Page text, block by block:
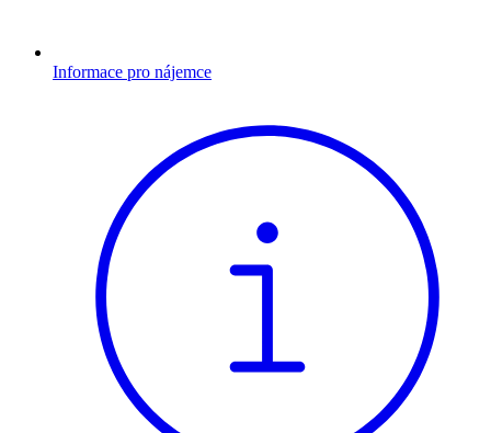
Informace pro nájemce